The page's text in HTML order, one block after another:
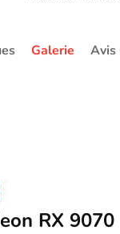
Galerie Avis
RX